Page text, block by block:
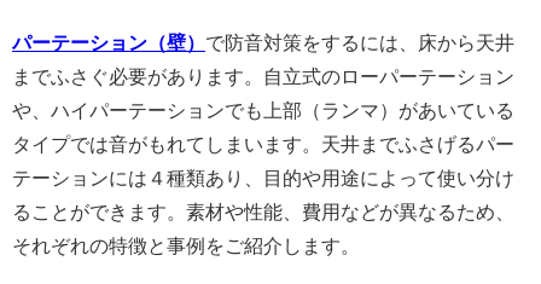
パーテーション（壁） で防音対策をするには、床から天井
までふさぐ必要があります。自立式のローパーテーション
や、ハイパーテーションでも上部（ランマ）があいている
タイプでは音がもれてしまいます。天井までふさげるパー
テーションには４種類あり、目的や用途によって使い分け
ることができます。素材や性能、費用などが異なるため、
それぞれの特徴と事例をご紹介します。